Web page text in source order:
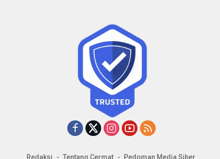
Redaksi Tentang Cermat Pedoman Media Siber